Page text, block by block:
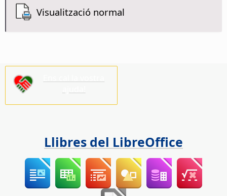
Visualització normal
Llibres del LibreOffice